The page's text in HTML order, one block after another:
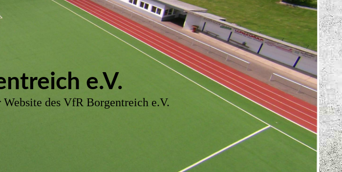
reich e.V.
des VfR Borgentreich e.V.